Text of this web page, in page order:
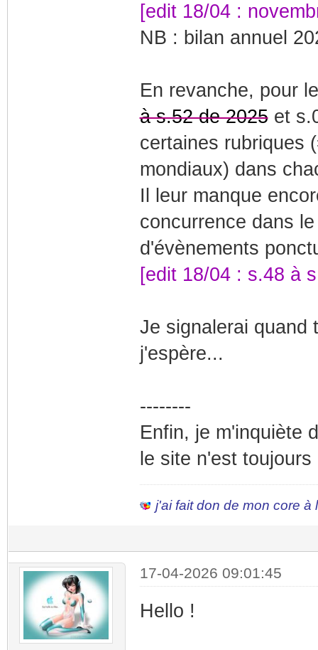
[edit 18/04 :
NB : bilan annuel
En revanche, pour
à s.52 de 2025et
certaines rubriques
mondiaux) dans
Il leur manque
concurrence dans
d'évènements
[edit 18/04 : s.48 à
Je signalerai quand
j'espère...
--------
Enfin, je m'inquiète
le site n'est
j'ai fait don de mon core à
17-04-2026 09:01:45
Hello !